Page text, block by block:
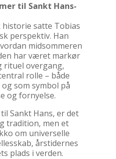
til Sankt Hans-
satte Tobias
perspektiv. Han
midsommeren
har været markør
rituel overgang,
rolle – både
som symbol på
og fornyelse.
Sankt Hans, er det
tradition, men et
om universelle
årstidernes
plads i verden.